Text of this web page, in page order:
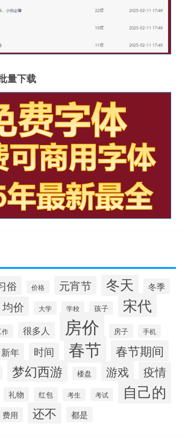
量下载
俗 价格 元宵节 冬天 冬季
均价 大学 学校 孩子 宋代
作 很多人 房价 房子 手机
新年 时间 春节 春节期间
梦幻西游 楼盘 游戏 疫情
礼物 红包 考生 考试 自己的
费用 还不 都是